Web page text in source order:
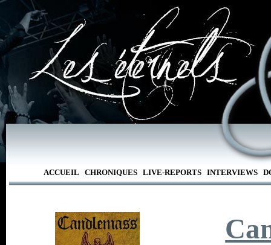
ACCUEIL CHRONIQUES LIVE-REPORTS INTERVIEWS